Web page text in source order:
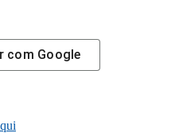
com Google